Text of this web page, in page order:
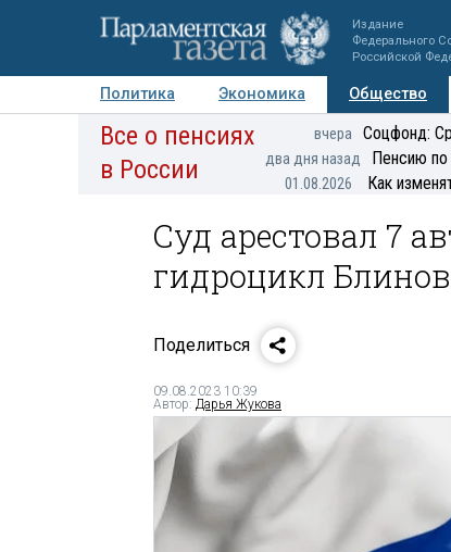
Издание
Федерального
Российской
Политика Экономика Общество
Авторы Персоны Мнения
Все о пенсиях
в России
вчера Соцфонд:
два дня назад Пенсию по
01.08.2026 Как
Суд арестовал 7
гидроцикл
Поделиться
09.08.2023 10:39
Автор: Дарья Жукова